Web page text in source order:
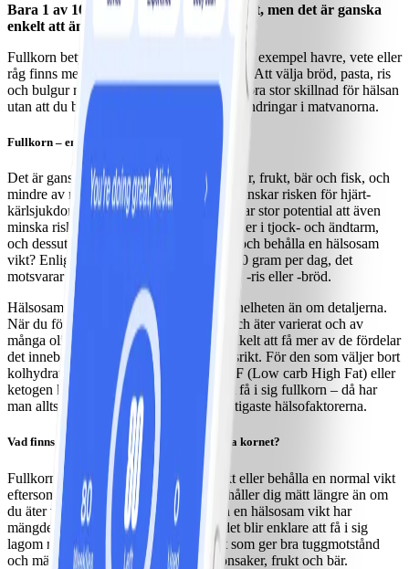
Bara 1 av 10 svenskar får i sig tillräckligt, men det är ganska
enkelt att ändra på.
Fullkorn betyder att hela sädeskornet av till exempel havre, vete eller
råg finns med, alltså kli, frövita och grodd. Att välja bröd, pasta, ris
och bulgur med fullkorn är enkla sätt att göra stor skillnad för hälsan
utan att du behöver göra särskilt stora förändringar i matvanorna.
Fullkorn – en friskfaktor mot sjukdomar
Det är ganska välkänt att mer av grönsaker, frukt, bär och fisk, och
mindre av mättat fett, transfett och salt, minskar risken för hjärt-
kärlsjukdom. Men visste du att fullkorn har stor potential att även
minska risken för typ 2-diabetes och cancer i tjock- och ändtarm,
och dessutom kan vara ett bra sätt att nå och behålla en hälsosam
vikt? Enligt forskningen behöver vi 70-90 gram per dag, det
motsvarar tre portioner av fullkornspasta, -ris eller -bröd.
Hälsosamma matvanor handlar mer om helheten än om detaljerna.
När du följer ViktVäktarna® program och äter varierat och av
många olika typer av livsmedel är det enkelt att få mer av de fördelar
det innebär att äta hälsosamt och näringsrikt. För den som väljer bort
kolhydrater och till exempel följer LCHF (Low carb High Fat) eller
ketogen kost är det i princip omöjligt att få i sig fullkorn – då har
man alltså valt bort en av de absolut viktigaste hälsofaktorerna.
Vad finns det då för fördelar med att äta hela kornet?
Fullkorn gör det enklare att gå ner i vikt eller behålla en normal vikt
eftersom fullkorn och fibrer gör att du håller dig mätt längre än om
du äter vitt bröd. För att nå och behålla en hälsosam vikt har
mängden energi störst betydelse, och det blir enklare att få i sig
lagom mycket energi om man äter mat som ger bra tuggmotstånd
och mättnad, till exempel fullkorn, grönsaker, frukt och bär.